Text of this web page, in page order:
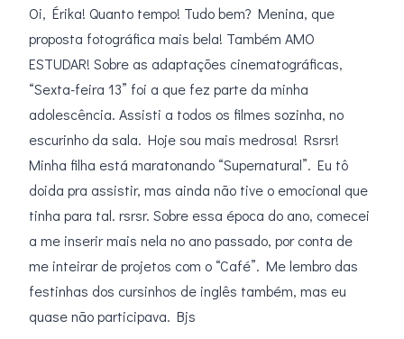
Oi, Érika! Quanto tempo! Tudo bem? Menina, que
proposta fotográfica mais bela! Também AMO
ESTUDAR! Sobre as adaptações cinematográficas,
“Sexta-feira 13” foi a que fez parte da minha
adolescência. Assisti a todos os filmes sozinha, no
escurinho da sala. Hoje sou mais medrosa! Rsrsr!
Minha filha está maratonando “Supernatural”. Eu tô
doida pra assistir, mas ainda não tive o emocional que
tinha para tal. rsrsr. Sobre essa época do ano, comecei
a me inserir mais nela no ano passado, por conta de
me inteirar de projetos com o “Café”. Me lembro das
festinhas dos cursinhos de inglês também, mas eu
quase não participava. Bjs